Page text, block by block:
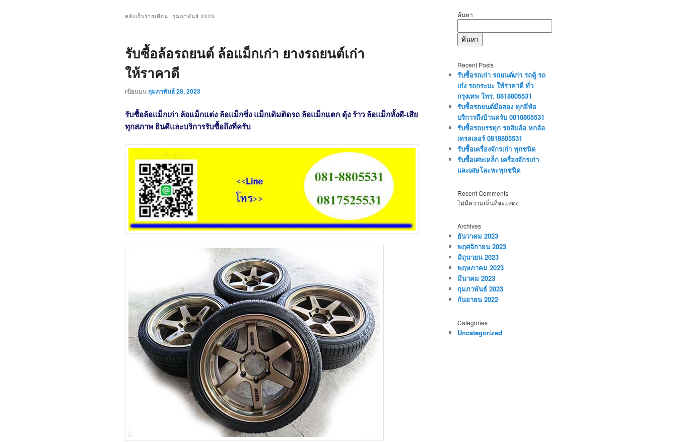
คลังเก็บรายเดือน: กุมภาพันธ์ 2023
รับซื้อล้อรถยนต์ ล้อแม็กเก่า ยางรถยนต์เก่า
ให้ราคาดี
เขียนบนกุมภาพันธ์ 28, 2023
รับซื้อล้อแม็กเก่า ล้อแม็กแต่ง ล้อแม็กซิ่ง แม็กเดิมติดรถ ล้อแม็กแตก ดุ้ง ร้าว ล้อแม็กทั้งดี-เสีย
ทุกสภาพ ยินดีและบริการรับซื้อถึงที่ครับ
ค้นหา
ค้นหา
Recent Posts
รับซื้อรถเก่า รถยนต์เก่า รถตู้ รถ
เก๋ง รถกระบะ ให้ราคาดี ทั่ว
กรุงเทพ โทร. 0818805531
รับซื้อรถยนต์มือสอง ทุกยี่ห้อ
บริการถึงบ้านครับ 0818805531
รับซื้อรถบรรทุก รถสิบล้อ หกล้อ
เทรลเลอร์ 0818805531
รับซื้อเครื่องจักรเก่า ทุกชนิด
รับซื้อเศษเหล็ก เครื่องจักรเก่า
และเศษโละหะทุกชนิด
Recent Comments
ไม่มีความเห็นที่จะแสดง
Archives
ธันวาคม 2023
พฤศจิกายน 2023
มิถุนายน 2023
พฤษภาคม 2023
มีนาคม 2023
กุมภาพันธ์ 2023
กันยายน 2022
Categories
Uncategorized